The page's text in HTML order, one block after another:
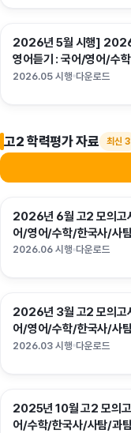
고3
2026년 5월 시행] 2026
영어듣기 : 국어/영어/수
2026.05 시행 다운로드
고2 학력평가 자료 최신 3
고2
2026년 6월 고2 모의고
어/영어/수학/한국사/사
2026.06 시행 다운로드
고2
2026년 3월 고2 모의고
어/영어/수학/한국사/사
2026.03 시행 다운로드
고2
2025년 10월 고2 모의고
어/수학/한국사/사탐/과